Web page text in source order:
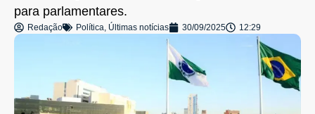
para parlamentares.
Redação Política, Últimas notícias 30/09/2025 12:29